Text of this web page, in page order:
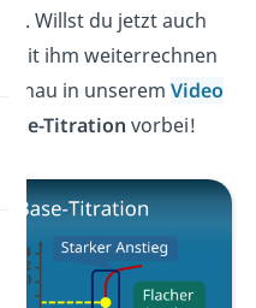
Willst du jetzt auch
mit ihm weiterrechnen
schau in unseremVideo
Titration vorbei!